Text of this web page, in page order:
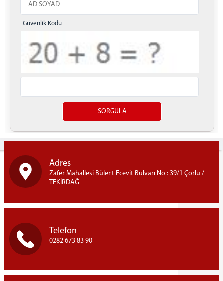
ADLİYEMİZ
ADALET KOMİSYONU
KOMİSYON
ÇORLU ADLİYESİ
İCRA MÜDÜRLÜĞÜ
MARMARAEREĞLİSİ ADLİYESİ
HUKUK MAHKEMELERİ
Hakim İzin Tablosu
Güvenlik Kodu
Yazdır
Adres
Zafer Mahallesi Bülent Ecevit Bulvarı No : 39/1 Çorlu /
TEKİRDAĞ
Telefon
0282 673 83 90